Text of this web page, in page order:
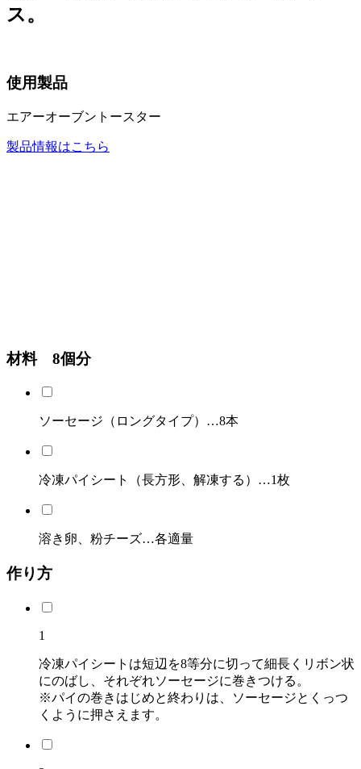
ス。
使用製品
エアーオーブントースター
製品情報はこちら
材料 8個分
ソーセージ（ロングタイプ）…8本
冷凍パイシート（長方形、解凍する）…1枚
溶き卵、粉チーズ…各適量
作り方
1
冷凍パイシートは短辺を8等分に切って細長くリボン状
にのばし、それぞれソーセージに巻きつける。
※パイの巻きはじめと終わりは、ソーセージとくっつ
くように押さえます。